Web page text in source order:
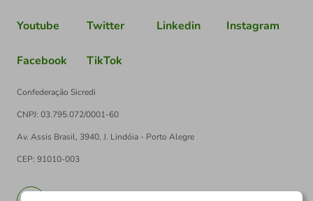
Youtube Twitter Linkedin Instagram
Facebook TikTok
Confederação Sicredi
CNPJ: 03.795.072/0001-60
Av. Assis Brasil, 3940, J. Lindóia - Porto Alegre
CEP: 91010-003